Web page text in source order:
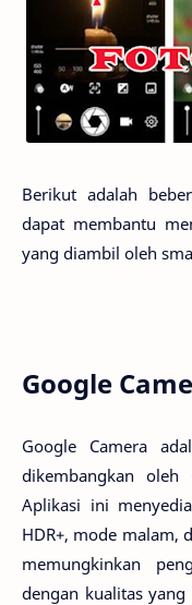
Berikut adalah
dapat membantu
yang diambil oleh
Google
Google Camera
dikembangkan
Aplikasi ini
HDR+, mode malam,
memungkinkan
dengan kualitas